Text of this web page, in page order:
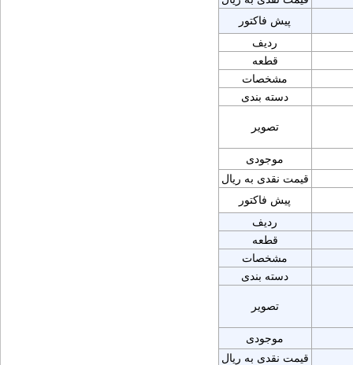
پیش فاکتور
ردیف
قطعه
مشخصات
دسته بندی
تصویر
موجودی
قیمت نقدی به ریال
پیش فاکتور
ردیف
قطعه
مشخصات
دسته بندی
تصویر
موجودی
قیمت نقدی به ریال